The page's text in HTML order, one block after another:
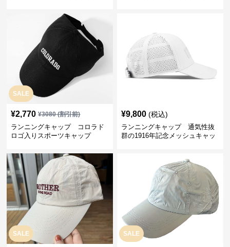
SALE
¥2,770 ¥3080(割引前)
ランニングキャップ コロラド
ロゴ入りスポーツキャップ
¥9,800 (税込)
ランニングキャップ 通気性抜
群の1916年記念メッシュキャッ
SALE SALE